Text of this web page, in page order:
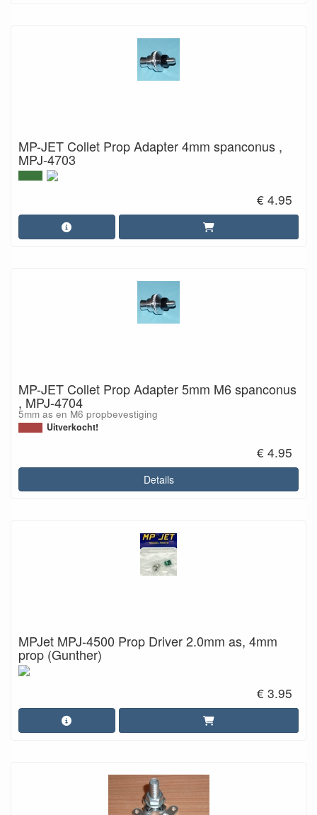
MP-JET Collet Prop Adapter 4mm spanconus ,
MPJ-4703
€ 4.95
MP-JET Collet Prop Adapter 5mm M6 spanconus
, MPJ-4704
5mm as en M6 propbevestiging
Uitverkocht!
€ 4.95
Details
MPJet MPJ-4500 Prop Driver 2.0mm as, 4mm
prop (Gunther)
€ 3.95